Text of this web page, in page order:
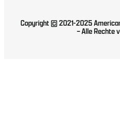
Copyright © 2021-2025
– Alle Rechte